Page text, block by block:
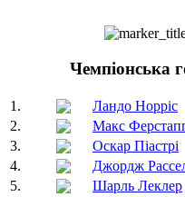
Чемпіонська
1. Ландо Норріс
2.
Макс
3.
Оскар Піастрі
4.
Джордж
5.
Шарль Леклер